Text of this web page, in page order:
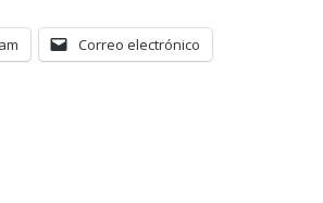
Correo electrónico